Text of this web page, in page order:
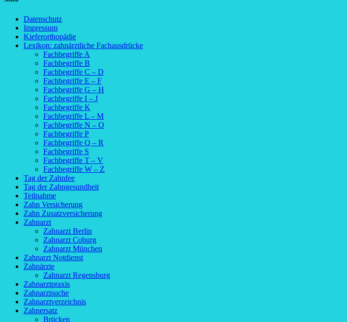
Datenschutz
Impressum
Kieferorthopädie
Lexikon: zahnärztliche Fachausdrücke
Fachbegriffe A
Fachbegriffe B
Fachbegriffe C – D
Fachbegriffe E – F
Fachbegriffe G – H
Fachbegriffe I – J
Fachbegriffe K
Fachbegriffe L – M
Fachbegriffe N – O
Fachbegriffe P
Fachbegriffe Q – R
Fachbegriffe S
Fachbegriffe T – V
Fachbegriffe W – Z
Tag der Zahnfee
Tag der Zahngesundheit
Teilnahme
Zahn Versicherung
Zahn Zusatzversicherung
Zahnarzt
Zahnarzt Berlin
Zahnarzt Coburg
Zahnarzt München
Zahnarzt Notdienst
Zahnärzte
Zahnarzt Regensburg
Zahnarztpraxis
Zahnarztsuche
Zahnarztverzeichnis
Zahnersatz
Brücken